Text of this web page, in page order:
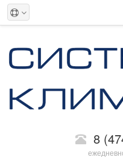
8